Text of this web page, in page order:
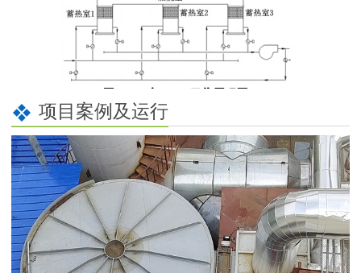
项目案例及运行